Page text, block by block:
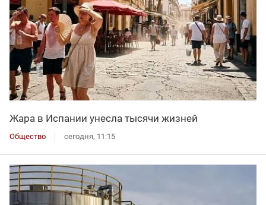
Жара в Испании унесла тысячи жизней
Общество сегодня, 11:15